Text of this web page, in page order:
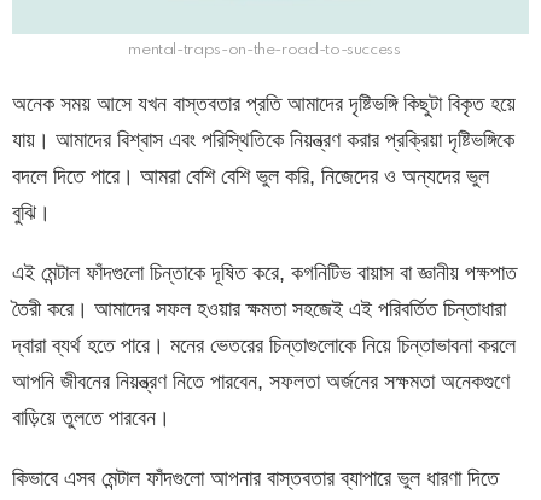
mental-traps-on-the-road-to-success
অনেক সময় আসে যখন বাস্তবতার প্রতি আমাদের দৃষ্টিভঙ্গি কিছুটা বিকৃত হয়ে
যায়। আমাদের বিশ্বাস এবং পরিস্থিতিকে নিয়ন্ত্রণ করার প্রক্রিয়া দৃষ্টিভঙ্গিকে
বদলে দিতে পারে। আমরা বেশি বেশি ভুল করি, নিজেদের ও অন্যদের ভুল
বুঝি।
এই মেন্টাল ফাঁদগুলো চিন্তাকে দূষিত করে, কগনিটিভ বায়াস বা জ্ঞানীয় পক্ষপাত
তৈরী করে। আমাদের সফল হওয়ার ক্ষমতা সহজেই এই পরিবর্তিত চিন্তাধারা
দ্বারা ব্যর্থ হতে পারে। মনের ভেতরের চিন্তাগুলোকে নিয়ে চিন্তাভাবনা করলে
আপনি জীবনের নিয়ন্ত্রণ নিতে পারবেন, সফলতা অর্জনের সক্ষমতা অনেকগুণে
বাড়িয়ে তুলতে পারবেন।
কিভাবে এসব মেন্টাল ফাঁদগুলো আপনার বাস্তবতার ব্যাপারে ভুল ধারণা দিতে